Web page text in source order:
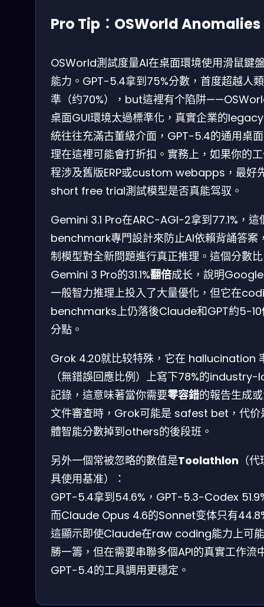
Pro Tip：OSWorld Anomalies
OSWorld測試度量AI在桌面環境使用滑鼠鍵
能力。GPT-5.4拿到75%分數，首度超越人
準（约70%），but這裡有个陷阱
桌面GUI環境太過標準化，真實企業的
統往往充滿古董級介面，GPT-5.4的通用桌
理在這裡可能會打折扣。實務上，如果你的
程涉及舊版ERP或custom webapps，最好
short free trial測試模型是否真能驾驭。
Gemini 3.1 Pro在ARC-AGI-2拿到77.1%，這
benchmark專門設計來防止AI依賴背誦答案
制模型對全新問題進行真正推理。這個分數比
Gemini 3 Pro的31.1%翻倍成长，說明
一般智力推理上投入了大量優化，但它在
benchmarks上仍落後Claude和GPT約5-10
分點。
Grok 4.20就比较特殊，它在 hallucination
（無錯誤回應比例）上寫下78%的industry-
記錄，這意味著當你需要零容錯的報告生成
文件審查時，Grok可能是 safest bet，代价
體智能分數掉到others的後段班。
另外一個常被忽略的數值是Toolathlon （
具使用基准）：
GPT-5.4拿到54.6%，GPT-5.3-Codex
而Claude Opus 4.6的Sonnet变体只有
這顯示即使Claude在raw coding能力上可
勝一籌，但在需要串聯多個API的真實工作流
GPT-5.4的工具調用更穩定。